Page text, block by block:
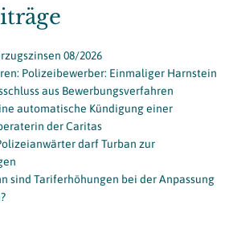
08/2026
Polizeibewerber: Einmaliger Harnstein
aus Bewerbungsverfahren
automatische Kündigung einer
der Caritas
darf Turban zur
sind Tariferhöhungen bei der Anpassung